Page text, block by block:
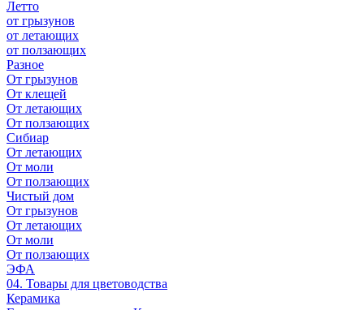
Летто
от грызунов
от летающих
от ползающих
Разное
От грызунов
От клещей
От летающих
От ползающих
Сибиар
От летающих
От моли
От ползающих
Чистый дом
От грызунов
От летающих
От моли
От ползающих
ЭФА
04. Товары для цветоводства
Керамика